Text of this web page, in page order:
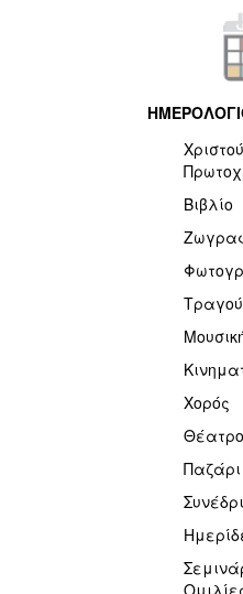
Βιβλίο
Χορός
Θέατρο